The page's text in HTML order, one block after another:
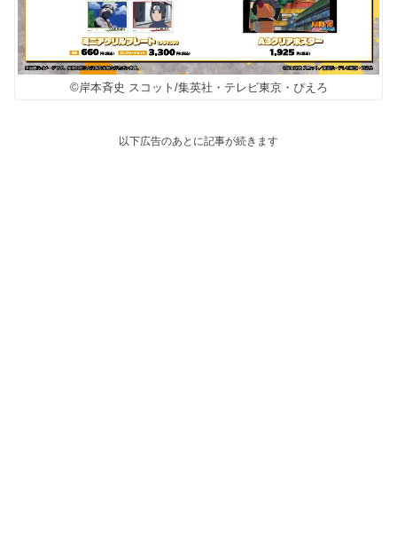
©岸本斉史 スコット/集英社・テレビ東京・ぴえろ
以下広告のあとに記事が続きます